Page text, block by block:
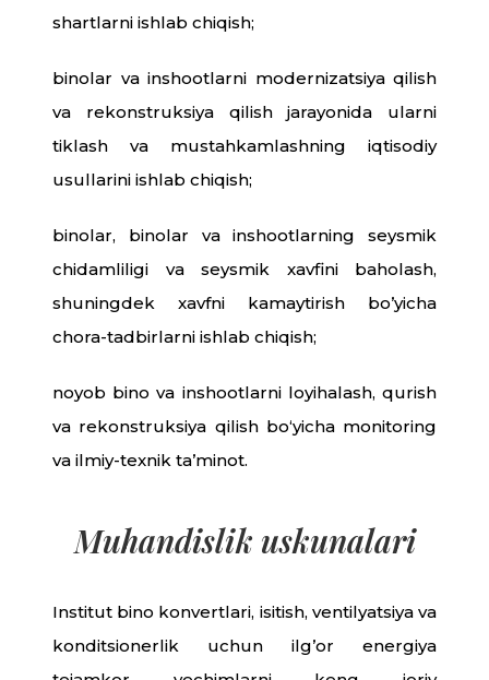
shartlarni ishlab chiqish;
binolar va inshootlarni modernizatsiya qilish
va rekonstruksiya qilish jarayonida ularni
tiklash va mustahkamlashning iqtisodiy
usullarini ishlab chiqish;
binolar, binolar va inshootlarning seysmik
chidamliligi va seysmik xavfini baholash,
shuningdek xavfni kamaytirish bo’yicha
chora-tadbirlarni ishlab chiqish;
noyob bino va inshootlarni loyihalash, qurish
va rekonstruksiya qilish bo‘yicha monitoring
va ilmiy-texnik ta’minot.
Muhandislik uskunalari
Institut bino konvertlari, isitish, ventilyatsiya va
konditsionerlik uchun ilg’or energiya